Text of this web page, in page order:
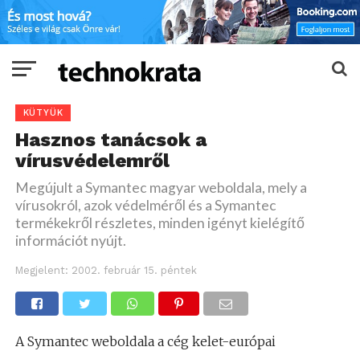
KÜTYÜK
Hasznos tanácsok a
vírusvédelemről
Megújult a Symantec magyar weboldala, mely a
vírusokról, azok védelméről és a Symantec
termékekről részletes, minden igényt kielégítő
információt nyújt.
Megjelent: 2002. február 15. péntek
A Symantec weboldala a cég kelet-európai